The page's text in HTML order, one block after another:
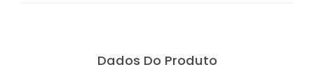
Dados Do Produto